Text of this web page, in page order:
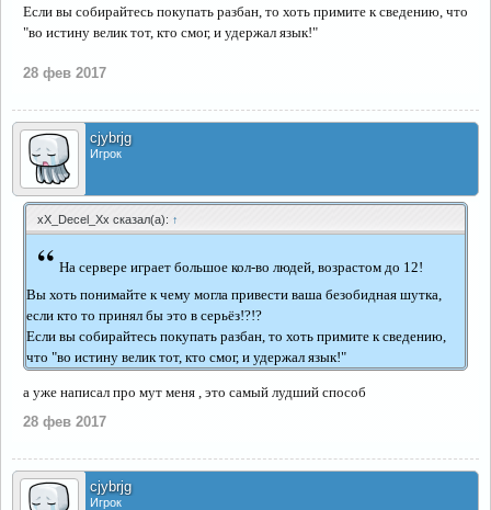
Если вы собирайтесь покупать разбан, то хоть примите к сведению, что
"во истину велик тот, кто смог, и удержал язык!"
28 фев 2017
cjybrjg
Игрок
xX_Decel_Xx сказал(а): ↑
“ На сервере играет большое кол-во людей, возрастом до 12!
Вы хоть понимайте к чему могла привести ваша безобидная шутка,
если кто то принял бы это в серьёз!?!?
Если вы собирайтесь покупать разбан, то хоть примите к сведению,
что "во истину велик тот, кто смог, и удержал язык!"
а уже написал про мут меня , это самый лудший способ
28 фев 2017
cjybrjg
Игрок